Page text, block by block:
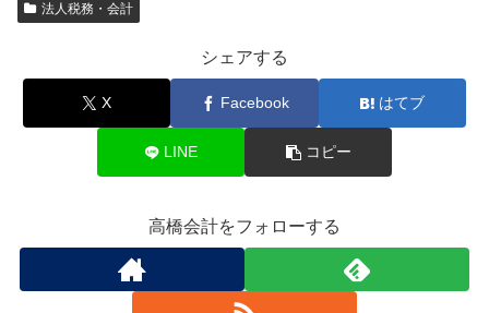
法人税務・会計
シェアする
X Facebook はてブ
LINE コピー
高橋会計をフォローする